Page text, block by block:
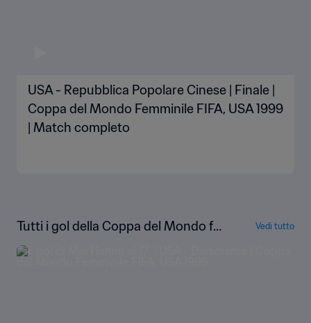
USA - Repubblica Popolare Cinese | Finale |
Coppa del Mondo Femminile FIFA, USA 1999
| Match completo
Tutti i gol della Coppa del Mondo fe
mminile FIFA USA 1999™
Vedi tutto